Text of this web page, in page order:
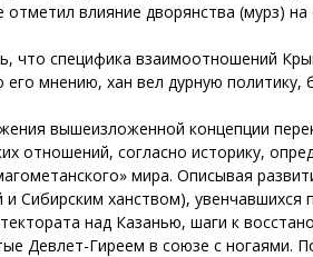
влияние дворянства (мурз)
что специфика взаимоотношений
его мнению, хан вел дурную
вышеизложенной концепции
отношений, согласно историку,
мира. Описывая
Сибирским ханством),
над Казанью, шаги к
Девлет-Гиреем в союзе с ногаями.